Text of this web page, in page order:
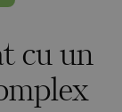
cu un